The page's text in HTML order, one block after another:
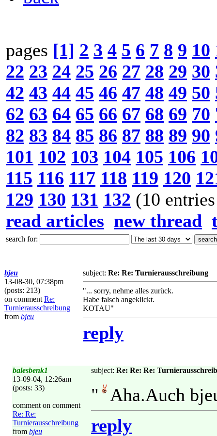
pages [1] 2 3 4 5 6 7 8 9 10
22 23 24 25 26 27 28 29 30
42 43 44 45 46 47 48 49 50
62 63 64 65 66 67 68 69 70
82 83 84 85 86 87 88 89 90
101 102 103 104 105 106
115 116 117 118 119 120
129 130 131 132 (10
read articles new thread
search for:
bjeu
13-08-30, 07:38pm
(posts: 213)
on comment Re:
Turnierausschreibung
from bjeu
subject: Re: Re: Turnierausschreibung
"... sorry, nehme alles zurück.
Habe falsch angeklickt.
KOTAU"
reply
balesbenk1
13-09-04, 12:26am
(posts: 33)
comment on comment
Re: Re:
Turnierausschreibung
from bjeu
subject: Re: Re: Re:
"
Aha.Auch
reply